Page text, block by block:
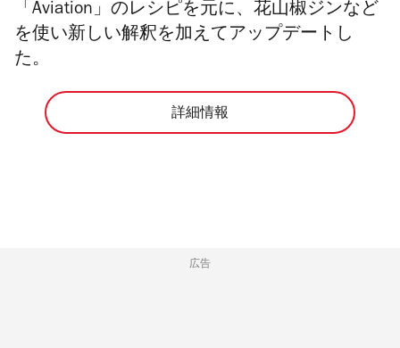
「Aviation」のレシピを元に、花山椒ジンなど
を使い新しい解釈を加えてアップデートし
た。
詳細情報
広告